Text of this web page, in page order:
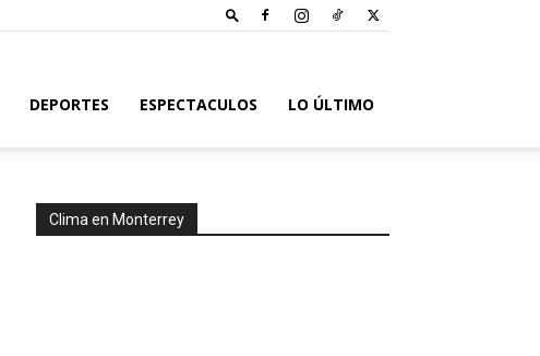
DEPORTES ESPECTACULOS LO ÚLTIMO
Clima en Monterrey